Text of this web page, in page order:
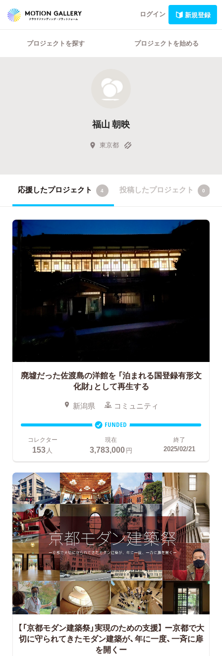
ログイン 新規登録
プロジェクトを探す プロジェクトを始める
福山 朝映
東京都
応援したプロジェクト 4 投稿したプロジェクト 0
廃墟だった佐渡島の洋館を「泊まれる国登録有形文
化財」として再生する
新潟県 コミュニティ
FUNDED
コレクター
153 人
現在
3,783,000円
終了
2025/02/21
【「京都モダン建築祭」実現のための支援】 ー京都で大
切に守られてきたモダン建築が、年に一度、一斉に扉
を開くー